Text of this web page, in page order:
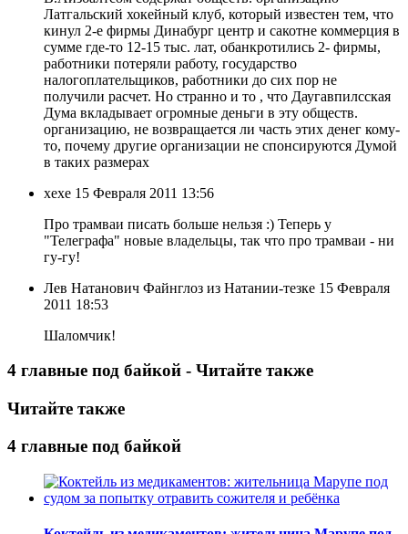
Латгальский хокейный клуб, который известен тем, что
кинул 2-е фирмы Динабург центр и сакотне коммерция в
сумме где-то 12-15 тыс. лат, обанкротились 2- фирмы,
работники потеряли работу, государство
налогоплательщиков, работники до сих пор не
получили расчет. Но странно и то , что Даугавпилсская
Дума вкладывает огромные деньги в эту обществ.
организацию, не возвращается ли часть этих денег кому-
то, почему другие организации не спонсируются Думой
в таких размерах
хехе 15 Февраля 2011 13:56
Про трамваи писать больше нельзя :) Теперь у
"Телеграфа" новые владельцы, так что про трамваи - ни
гу-гу!
Лев Натанович Файнглоз из Натании-тезке 15 Февраля
2011 18:53
Шаломчик!
4 главные под байкой - Читайте также
Читайте также
4 главные под байкой